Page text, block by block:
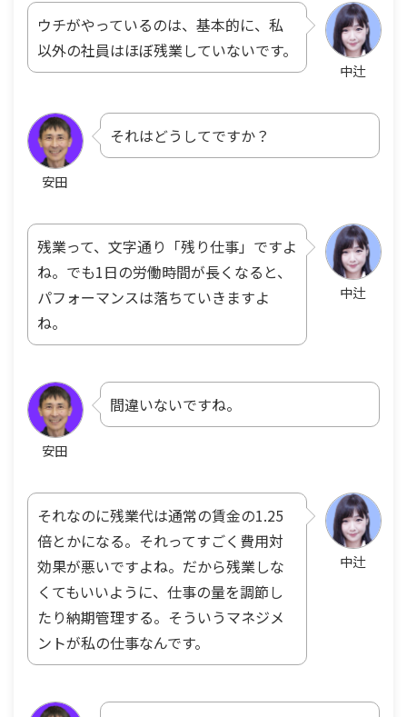
中辻
ウチがやっているのは、基本的に、私
以外の社員はほぼ残業していないです。
安田
それはどうしてですか？
中辻
残業って、文字通り「残り仕事」ですよ
ね。でも1日の労働時間が長くなると、
パフォーマンスは落ちていきますよ
ね。
安田
間違いないですね。
中辻
それなのに残業代は通常の賃金の1.25
倍とかになる。それってすごく費用対
効果が悪いですよね。だから残業しな
くてもいいように、仕事の量を調節し
たり納期管理する。そういうマネジメ
ントが私の仕事なんです。